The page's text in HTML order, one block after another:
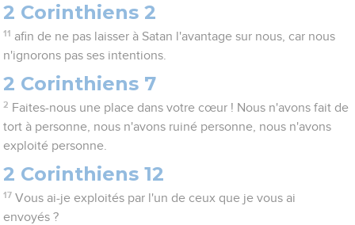
2 Corinthiens 2
11 afin de ne pas laisser à Satan l'avantage sur nous, car nous
n'ignorons pas ses intentions.
2 Corinthiens 7
2 Faites-nous une place dans votre cœur ! Nous n'avons fait de
tort à personne, nous n'avons ruiné personne, nous n'avons
exploité personne.
2 Corinthiens 12
17 Vous ai-je exploités par l'un de ceux que je vous ai
envoyés ?